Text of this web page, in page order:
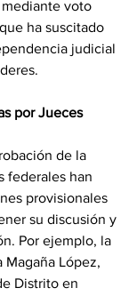
voto
ha suscitado
judicial
por Jueces
de la
federales han
provisionales
su discusión y
Por ejemplo, la
Magaña López,
Distrito en